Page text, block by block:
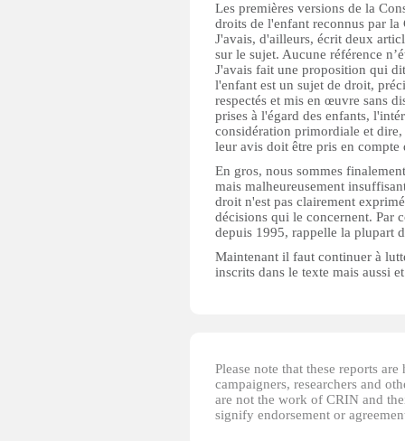
Les premières versions de la
droits de l'enfant reconnus par
J'avais, d'ailleurs, écrit deux
sur le sujet. Aucune référence
J'avais fait une proposition qui
l'enfant est un sujet de droit,
respectés et mis en œuvre sans
prises à l'égard des enfants,
considération primordiale et
leur avis doit être pris en compte
En gros, nous sommes
mais malheureusement
droit n'est pas clairement
décisions qui le concernent. Par
depuis 1995, rappelle la plupart
Maintenant il faut continuer à
inscrits dans le texte mais aussi
Please note that these reports
campaigners, researchers and
are not the work of CRIN and
signify endorsement or